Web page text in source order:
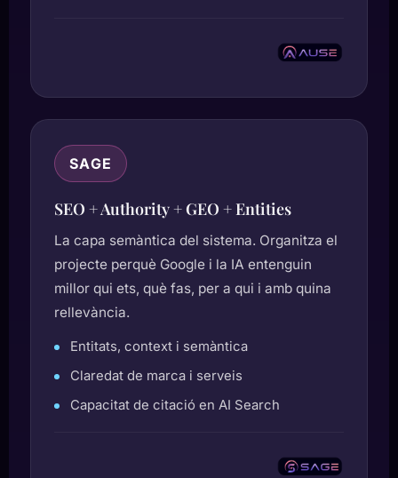
SAGE
SEO + Authority + GEO + Entities
La capa semàntica del sistema. Organitza el
projecte perquè Google i la IA entenguin
millor qui ets, què fas, per a qui i amb quina
rellevància.
Entitats, context i semàntica
Claredat de marca i serveis
Capacitat de citació en AI Search